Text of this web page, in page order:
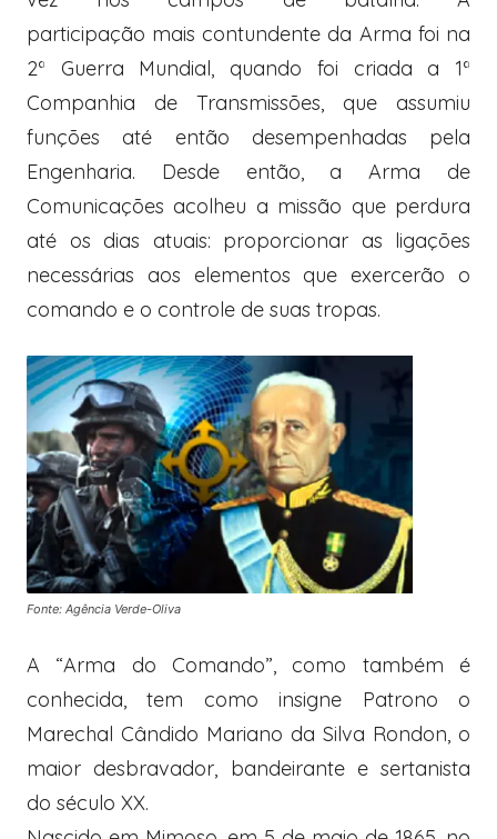
participação mais contundente da Arma foi na
2ª Guerra Mundial, quando foi criada a 1ª
Companhia de Transmissões, que assumiu
funções até então desempenhadas pela
Engenharia. Desde então, a Arma de
Comunicações acolheu a missão que perdura
até os dias atuais: proporcionar as ligações
necessárias aos elementos que exercerão o
comando e o controle de suas tropas.
Fonte: Agência Verde-Oliva
A “Arma do Comando”, como também é
conhecida, tem como insigne Patrono o
Marechal Cândido Mariano da Silva Rondon, o
maior desbravador, bandeirante e sertanista
do século XX.